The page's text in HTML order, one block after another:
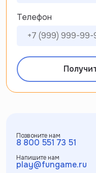
Телефон
Позвоните нам
8 800 551 73 51
Напишите нам
play@fungame.ru